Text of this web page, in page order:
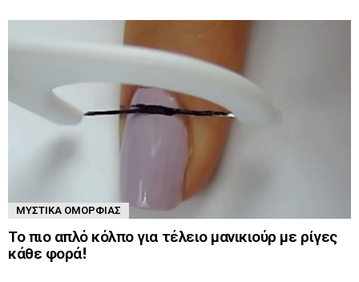
ΜΥΣΤΙΚΆ ΟΜΟΡΦΙΆΣ
Το πιο απλό κόλπο για τέλειο μανικιούρ με ρίγες
κάθε φορά!